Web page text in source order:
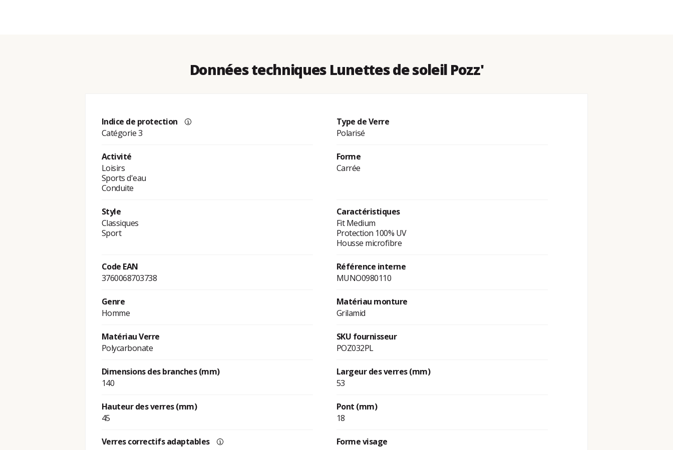
Données techniques Lunettes de soleil Pozz'
Indice de protection
Catégorie 3
Type de Verre
Polarisé
Activité
Loisirs
Sports d'eau
Conduite
Forme
Carrée
Style
Classiques
Sport
Caractéristiques
Fit Medium
Protection 100% UV
Housse microfibre
Code EAN
3760068703738
Référence interne
MUNO0980110
Genre
Homme
Matériau monture
Grilamid
Matériau Verre
Polycarbonate
SKU fournisseur
POZ032PL
Dimensions des branches (mm)
140
Largeur des verres (mm)
53
Hauteur des verres (mm)
45
Pont (mm)
18
Verres correctifs adaptables
Forme visage